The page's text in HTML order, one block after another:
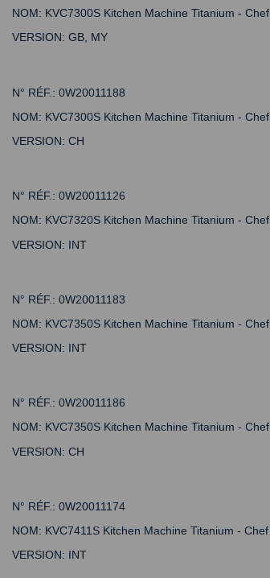
NOM: KVC7300S Kitchen Machine Titanium - Chef
VERSION: GB, MY
N° RÉF.: 0W20011188
NOM: KVC7300S Kitchen Machine Titanium - Chef
VERSION: CH
N° RÉF.: 0W20011126
NOM: KVC7320S Kitchen Machine Titanium - Chef
VERSION: INT
N° RÉF.: 0W20011183
NOM: KVC7350S Kitchen Machine Titanium - Chef
VERSION: INT
N° RÉF.: 0W20011186
NOM: KVC7350S Kitchen Machine Titanium - Chef
VERSION: CH
N° RÉF.: 0W20011174
NOM: KVC7411S Kitchen Machine Titanium - Chef
VERSION: INT